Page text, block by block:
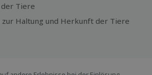
Tiere
Haltung und Herkunft der Tiere